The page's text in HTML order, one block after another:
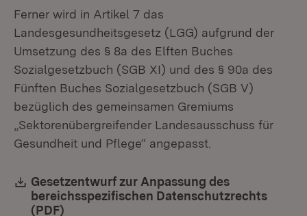
Ferner wird in Artikel 7 das
Landesgesundheitsgesetz (LGG) aufgrund der
Umsetzung des § 8a des Elften Buches
Sozialgesetzbuch (SGB XI) und des § 90a des
Fünften Buches Sozialgesetzbuch (SGB V)
bezüglich des gemeinsamen Gremiums
„Sektorenübergreifender Landesausschuss für
Gesundheit und Pflege“ angepasst.
Download:
Gesetzentwurf zur Anpassung des
bereichsspezifischen Datenschutzrechts
(PDF)